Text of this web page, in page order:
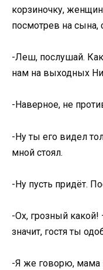
корзиночку,
посмотрев на сына,
-Леш, послушай.
нам на выходных
-Наверное, не
-Ну ты его видел
мной стоял.
-Ну пусть придёт.
-Ох, грозный какой!
значит, гостя ты
-Я же говорю, мама